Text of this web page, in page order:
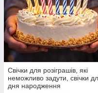
Свічки для розіграшів, які
неможливо задути, свічки
дня народження